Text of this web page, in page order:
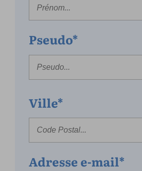
Pseudo*
Ville*
Adresse e-mail*